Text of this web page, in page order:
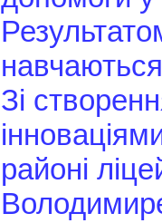
Зі
районі